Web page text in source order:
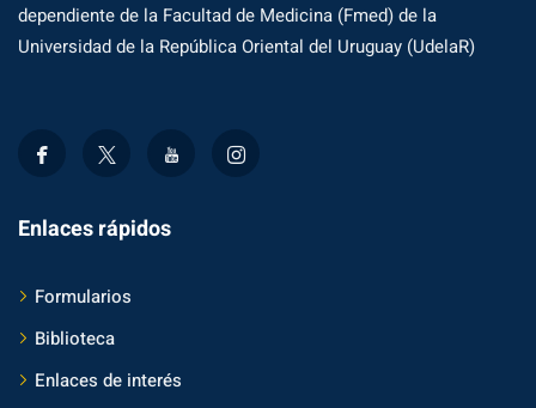
dependiente de la Facultad de Medicina (Fmed) de la
Universidad de la República Oriental del Uruguay (UdelaR)
Enlaces rápidos
Formularios
Biblioteca
Enlaces de interés